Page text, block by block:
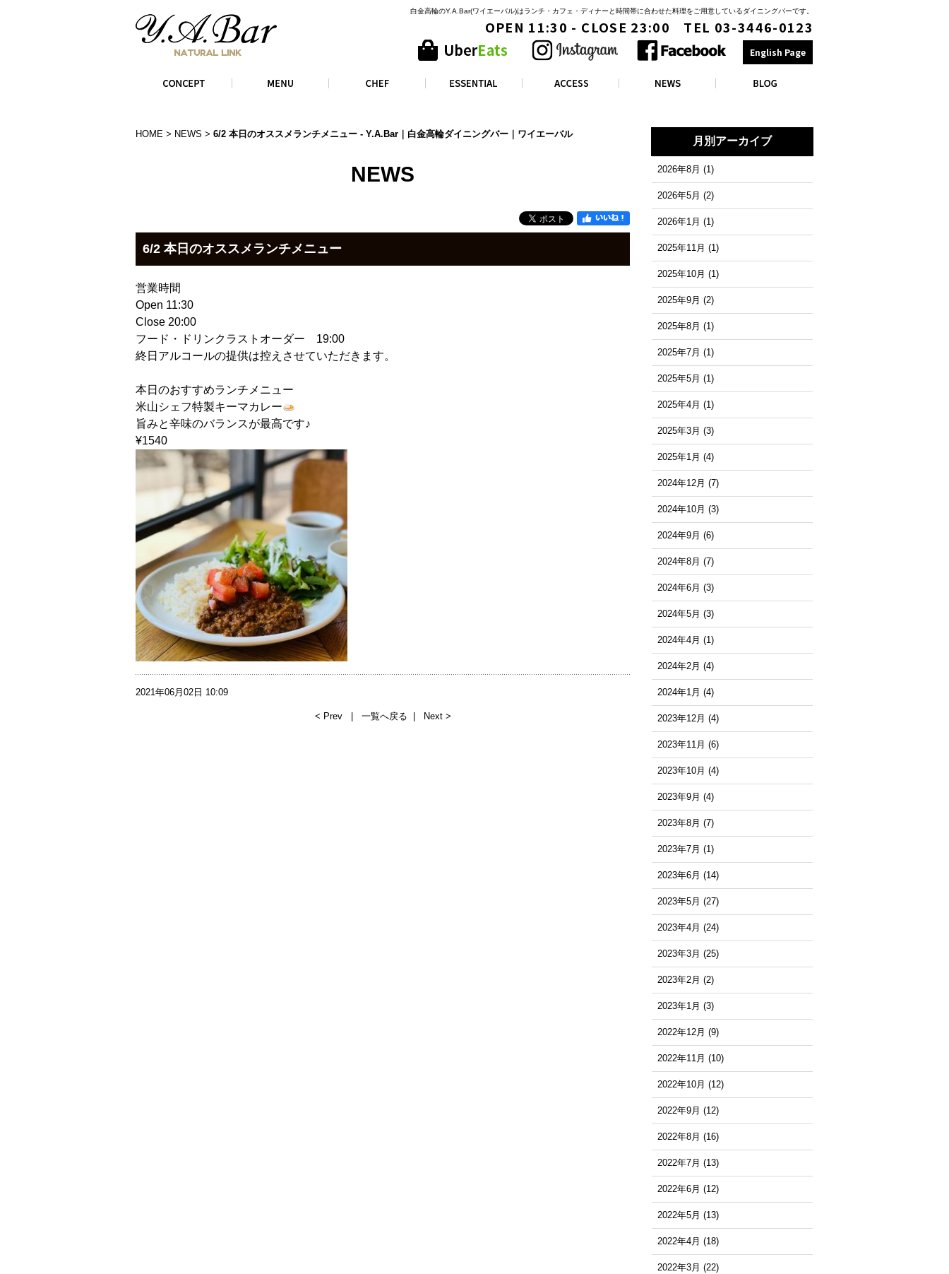
白金高輪のY.A.Bar(ワイエーバル)はランチ・カフェ・ディナーと時間帯に合わせた料理をご用意しているダイニングバーです。
OPEN 11:30 - CLOSE 23:00 TEL 03-3446-0123
English Page
月別アーカイブ
2026年8月 (1)
2026年5月 (2)
2026年1月 (1)
2025年11月 (1)
2025年10月 (1)
2025年9月 (2)
2025年8月 (1)
2025年7月 (1)
2025年5月 (1)
2025年4月 (1)
2025年3月 (3)
2025年1月 (4)
2024年12月 (7)
2024年10月 (3)
2024年9月 (6)
2024年8月 (7)
2024年6月 (3)
2024年5月 (3)
2024年4月 (1)
2024年2月 (4)
2024年1月 (4)
2023年12月 (4)
2023年11月 (6)
2023年10月 (4)
2023年9月 (4)
2023年8月 (7)
2023年7月 (1)
2023年6月 (14)
2023年5月 (27)
2023年4月 (24)
2023年3月 (25)
2023年2月 (2)
2023年1月 (3)
2022年12月 (9)
2022年11月 (10)
2022年10月 (12)
2022年9月 (12)
2022年8月 (16)
2022年7月 (13)
2022年6月 (12)
2022年5月 (13)
2022年4月 (18)
2022年3月 (22)
HOME > NEWS > 6/2 本日のオススメランチメニュー - Y.A.Bar｜白金高輪ダイニングバー｜ワイエーバル
NEWS
6/2 本日のオススメランチメニュー
営業時間
Open 11:30
Close 20:00
フード・ドリンクラストオーダー 19:00
終日アルコールの提供は控えさせていただきます。
本日のおすすめランチメニュー
米山シェフ特製キーマカレー
旨みと辛味のバランスが最高です♪
¥1540
2021年06月02日 10:09
< Prev 一覧へ戻る Next >